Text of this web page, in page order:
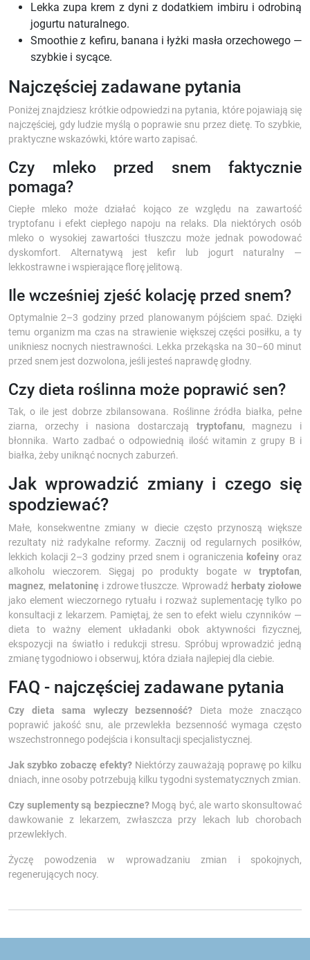
Lekka zupa krem z dyni z dodatkiem imbiru i odrobiną
jogurtu naturalnego.
Smoothie z kefiru, banana i łyżki masła orzechowego —
szybkie i sycące.
Najczęściej zadawane pytania
Poniżej znajdziesz krótkie odpowiedzi na pytania, które pojawiają się
najczęściej, gdy ludzie myślą o poprawie snu przez dietę. To szybkie,
praktyczne wskazówki, które warto zapisać.
Czy mleko przed snem faktycznie
pomaga?
Ciepłe mleko może działać kojąco ze względu na zawartość
tryptofanu i efekt ciepłego napoju na relaks. Dla niektórych osób
mleko o wysokiej zawartości tłuszczu może jednak powodować
dyskomfort. Alternatywą jest kefir lub jogurt naturalny —
lekkostrawne i wspierające florę jelitową.
Ile wcześniej zjeść kolację przed snem?
Optymalnie 2–3 godziny przed planowanym pójściem spać. Dzięki
temu organizm ma czas na strawienie większej części posiłku, a ty
unikniesz nocnych niestrawności. Lekka przekąska na 30–60 minut
przed snem jest dozwolona, jeśli jesteś naprawdę głodny.
Czy dieta roślinna może poprawić sen?
Tak, o ile jest dobrze zbilansowana. Roślinne źródła białka, pełne
ziarna, orzechy i nasiona dostarczają tryptofanu, magnezu i
błonnika. Warto zadbać o odpowiednią ilość witamin z grupy B i
białka, żeby uniknąć nocnych zaburzeń.
Jak wprowadzić zmiany i czego się
spodziewać?
Małe, konsekwentne zmiany w diecie często przynoszą większe
rezultaty niż radykalne reformy. Zacznij od regularnych posiłków,
lekkich kolacji 2–3 godziny przed snem i ograniczenia kofeiny oraz
alkoholu wieczorem. Sięgaj po produkty bogate w tryptofan,
magnez, melatoninę i zdrowe tłuszcze. Wprowadź herbaty ziołowe
jako element wieczornego rytuału i rozważ suplementację tylko po
konsultacji z lekarzem. Pamiętaj, że sen to efekt wielu czynników —
dieta to ważny element układanki obok aktywności fizycznej,
ekspozycji na światło i redukcji stresu. Spróbuj wprowadzić jedną
zmianę tygodniowo i obserwuj, która działa najlepiej dla ciebie.
FAQ - najczęściej zadawane pytania
Czy dieta sama wyleczy bezsenność? Dieta może znacząco
poprawić jakość snu, ale przewlekła bezsenność wymaga często
wszechstronnego podejścia i konsultacji specjalistycznej.
Jak szybko zobaczę efekty?Niektórzy zauważają poprawę po kilku
dniach, inne osoby potrzebują kilku tygodni systematycznych zmian.
Czy suplementy są bezpieczne?Mogą być, ale warto skonsultować
dawkowanie z lekarzem, zwłaszcza przy lekach lub chorobach
przewlekłych.
Życzę powodzenia w wprowadzaniu zmian i spokojnych,
regenerujących nocy.